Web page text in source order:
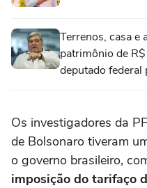
Terrenos, casa e
patrimônio de
deputado federal
Os investigadores da
de Bolsonaro tiveram
o governo brasileiro,
imposição do tarifaço